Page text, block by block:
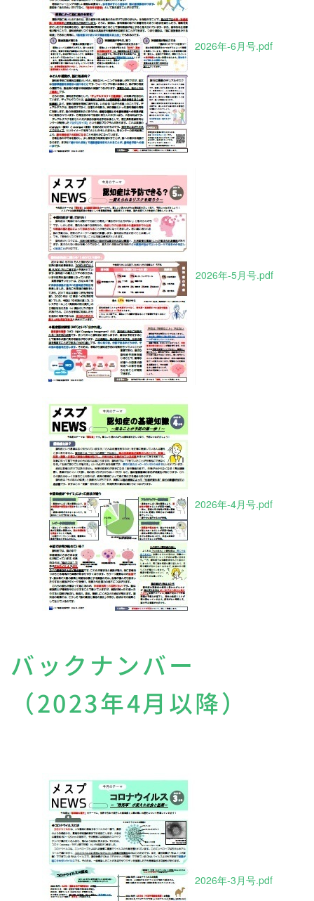
2026年-6月号.pdf
2026年-5月号.pdf
2026年-4月号.pdf
バックナンバー
（2023年4月以降）
2026年-3月号.pdf